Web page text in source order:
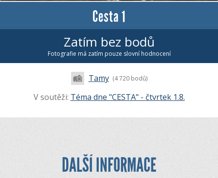
Cesta 1
Zatím bez bodů
Fotografie má zatím pouze slovní hodnocení
Tamy (4 720 bodů)
V soutěži: Téma dne "CESTA" - čtvrtek 1.8.
DALŠÍ INFORMACE